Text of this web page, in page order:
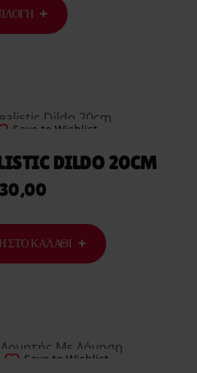
Save to Wishlist
DILDO 20CM
30,00
ΣΤΟ ΚΑΛΆΘΙ
Save to Wishlist